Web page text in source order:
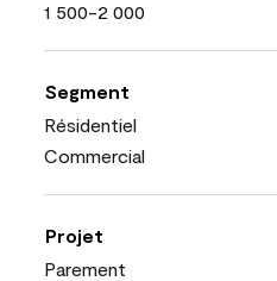
1 500-2 000
Segment
Résidentiel
Commercial
Projet
Parement